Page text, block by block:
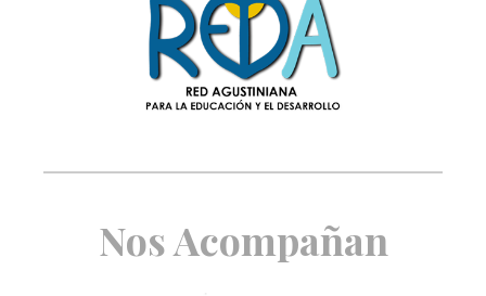
Nos Acompañan